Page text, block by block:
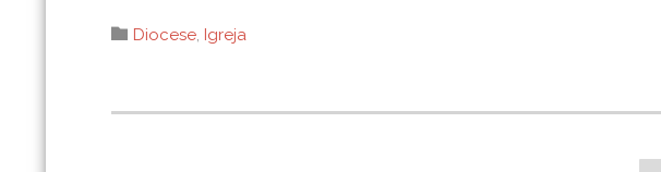
 Category
Diocese, Igreja